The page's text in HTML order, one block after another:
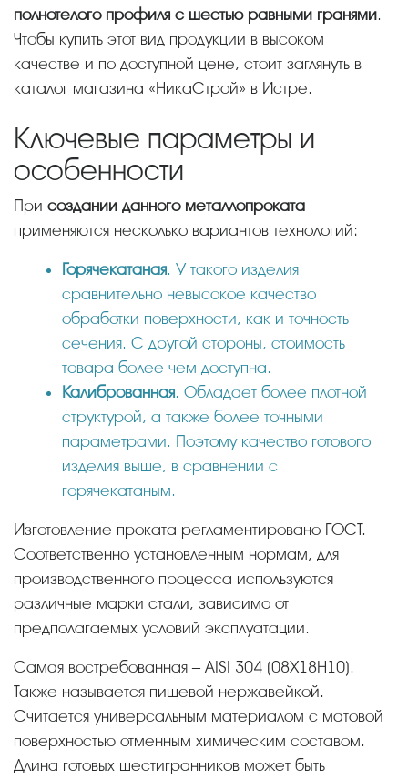
полнотелого профиля с шестью равными гранями.
Чтобы купить этот вид продукции в высоком
качестве и по доступной цене, стоит заглянуть в
каталог магазина «НикаСтрой» в Истре.
Ключевые параметры и
особенности
При создании данного металлопроката
применяются несколько вариантов технологий:
Горячекатаная. У такого изделия
сравнительно невысокое качество
обработки поверхности, как и точность
сечения. С другой стороны, стоимость
товара более чем доступна.
Калиброванная. Обладает более плотной
структурой, а также более точными
параметрами. Поэтому качество готового
изделия выше, в сравнении с
горячекатаным.
Изготовление проката регламентировано ГОСТ.
Соответственно установленным нормам, для
производственного процесса используются
различные марки стали, зависимо от
предполагаемых условий эксплуатации.
Самая востребованная – AISI 304 (08Х18Н10).
Также называется пищевой нержавейкой.
Считается универсальным материалом с матовой
поверхностью отменным химическим составом.
Длина готовых шестигранников может быть